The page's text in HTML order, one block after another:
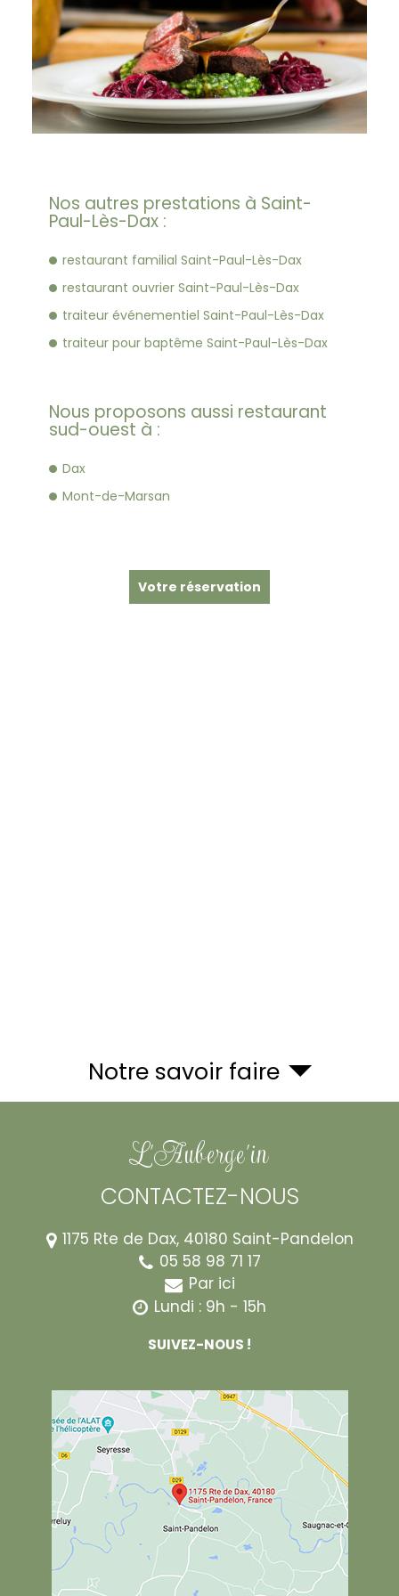
Nos autres prestations à Saint-
Paul-Lès-Dax :
restaurant familial Saint-Paul-Lès-Dax
restaurant ouvrier Saint-Paul-Lès-Dax
traiteur événementiel Saint-Paul-Lès-Dax
traiteur pour baptême Saint-Paul-Lès-Dax
Nous proposons aussi restaurant
sud-ouest à :
Dax
Mont-de-Marsan
Votre réservation
Notre savoir faire
L'Auberge'in
CONTACTEZ-NOUS
1175 Rte de Dax, 40180 Saint-Pandelon
05 58 98 71 17
Par ici
Lundi : 9h - 15h
SUIVEZ-NOUS !